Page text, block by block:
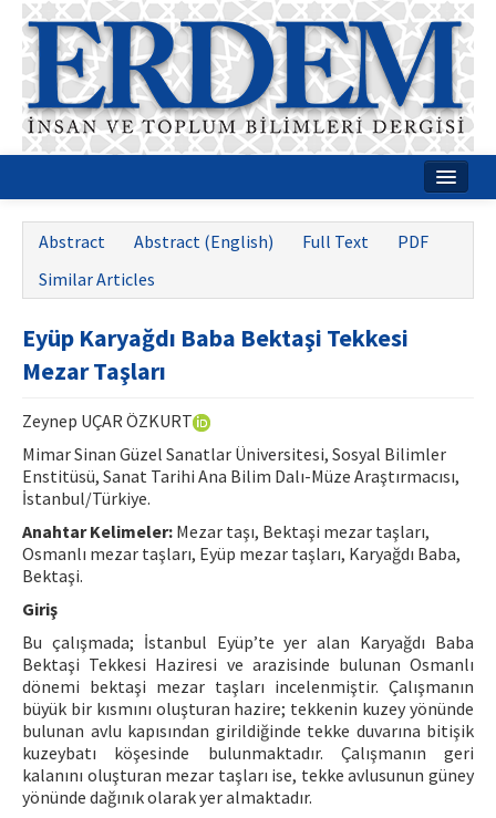
Journal Boards
Guides
Publication Policies
Writing Rules
Contact Us
ISSN: 1010-867X · e-ISSN: 2667-8713
Abstract Abstract (English) Full Text
PDF
Similar Articles
Eyüp Karyağdı Baba Bektaşi Tekkesi
Mezar Taşları
Zeynep UÇAR ÖZKURT
Mimar Sinan Güzel Sanatlar Üniversitesi, Sosyal Bilimler
Enstitüsü, Sanat Tarihi Ana Bilim Dalı-Müze Araştırmacısı,
İstanbul/Türkiye.
Anahtar Kelimeler: Mezar taşı, Bektaşi mezar taşları,
Osmanlı mezar taşları, Eyüp mezar taşları, Karyağdı Baba,
Bektaşi.
Giriş
Bu çalışmada; İstanbul Eyüp’te yer alan Karyağdı Baba
Bektaşi Tekkesi Haziresi ve arazisinde bulunan Osmanlı
dönemi bektaşi mezar taşları incelenmiştir. Çalışmanın
büyük bir kısmını oluşturan hazire; tekkenin kuzey yönünde
bulunan avlu kapısından girildiğinde tekke duvarına bitişik
kuzeybatı köşesinde bulunmaktadır. Çalışmanın geri
kalanını oluşturan mezar taşları ise, tekke avlusunun güney
yönünde dağınık olarak yer almaktadır.